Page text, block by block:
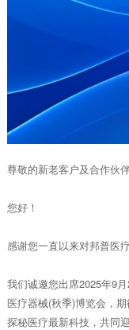
尊敬的新老客户及合作伙
您好！
感谢您一直以来对邦普医
我们诚邀您出席2025年9
医疗器械(秋季)博览会，
探秘医疗最新科技，共同